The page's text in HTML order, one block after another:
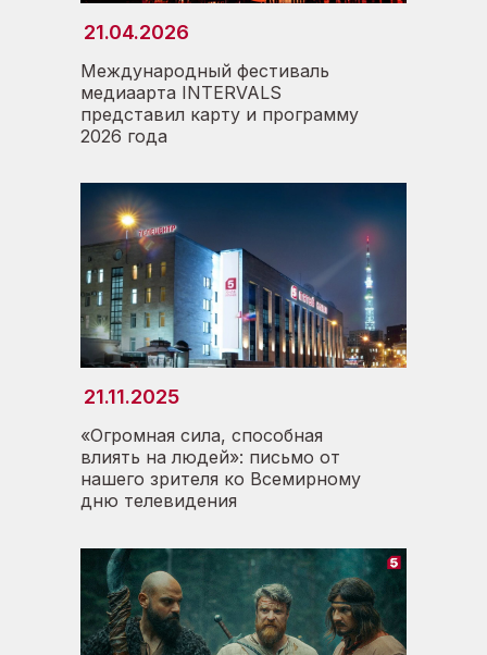
03.09.2024
Расследование продолжается: в
павильонах телецентра начались
Прикосновение к истории:
запуск цикла интервью с
ветеранами и
21.11.2025
«Огромная сила, способная
влиять на людей»: письмо от
нашего зрителя ко Всемирному
дню телевидения
21.04.2026
Международный фестиваль
медиаарта INTERVALS
представил карту и программу
2026 года